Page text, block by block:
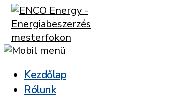
Kezdőlap
Rólunk